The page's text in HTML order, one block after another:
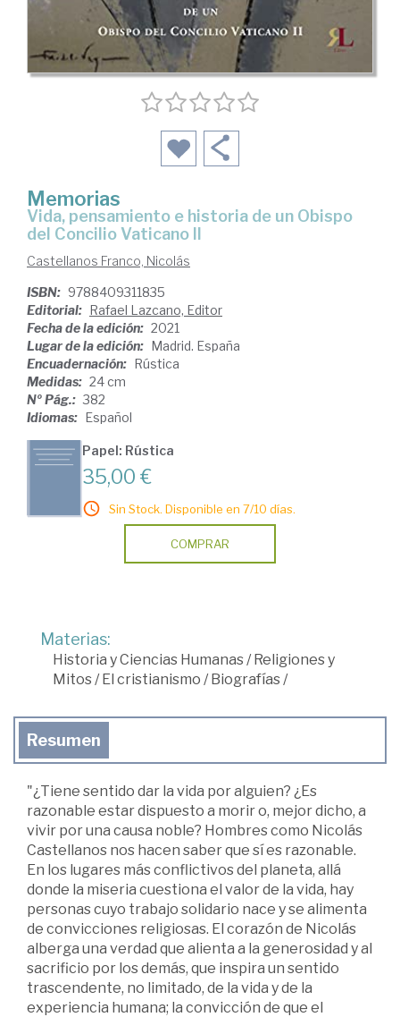
Memorias
vida, pensamiento e historia de un Obispo
del Concilio Vaticano II
Castellanos Franco, Nicolás
ISBN: 9788409311835
Editorial: Rafael Lazcano, Editor
Fecha de la edición: 2021
Lugar de la edición: Madrid. España
Encuadernación: Rústica
Medidas: 24 cm
Nº Pág.: 382
Idiomas: Español
Papel: Rústica
35,00 €
Sin Stock. Disponible en 7/10 días.
COMPRAR
Materias:
Historia y Ciencias Humanas /Religiones y
Mitos /El cristianismo /Biografías /
Resumen
"¿Tiene sentido dar la vida por alguien? ¿Es
razonable estar dispuesto a morir o, mejor dicho, a
vivir por una causa noble? Hombres como Nicolás
Castellanos nos hacen saber que sí es razonable.
En los lugares más conflictivos del planeta, allá
donde la miseria cuestiona el valor de la vida, hay
personas cuyo trabajo solidario nace y se alimenta
de convicciones religiosas. El corazón de Nicolás
alberga una verdad que alienta a la generosidad y al
sacrificio por los demás, que inspira un sentido
trascendente, no limitado, de la vida y de la
experiencia humana; la convicción de que el